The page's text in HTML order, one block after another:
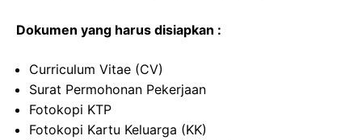
Dokumen yang harus disiapkan :
Curriculum Vitae (CV)
Surat Permohonan Pekerjaan
Fotokopi KTP
Fotokopi Kartu Keluarga (KK)